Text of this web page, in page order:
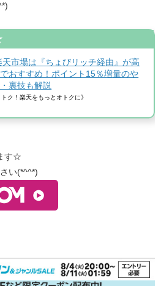
天市場は『ちょびリッチ経由』が高
おすすめ！ポイント15％増量のや
裏技も解説
トク！楽天をもっとオトクに》
す☆
い(*^^*)